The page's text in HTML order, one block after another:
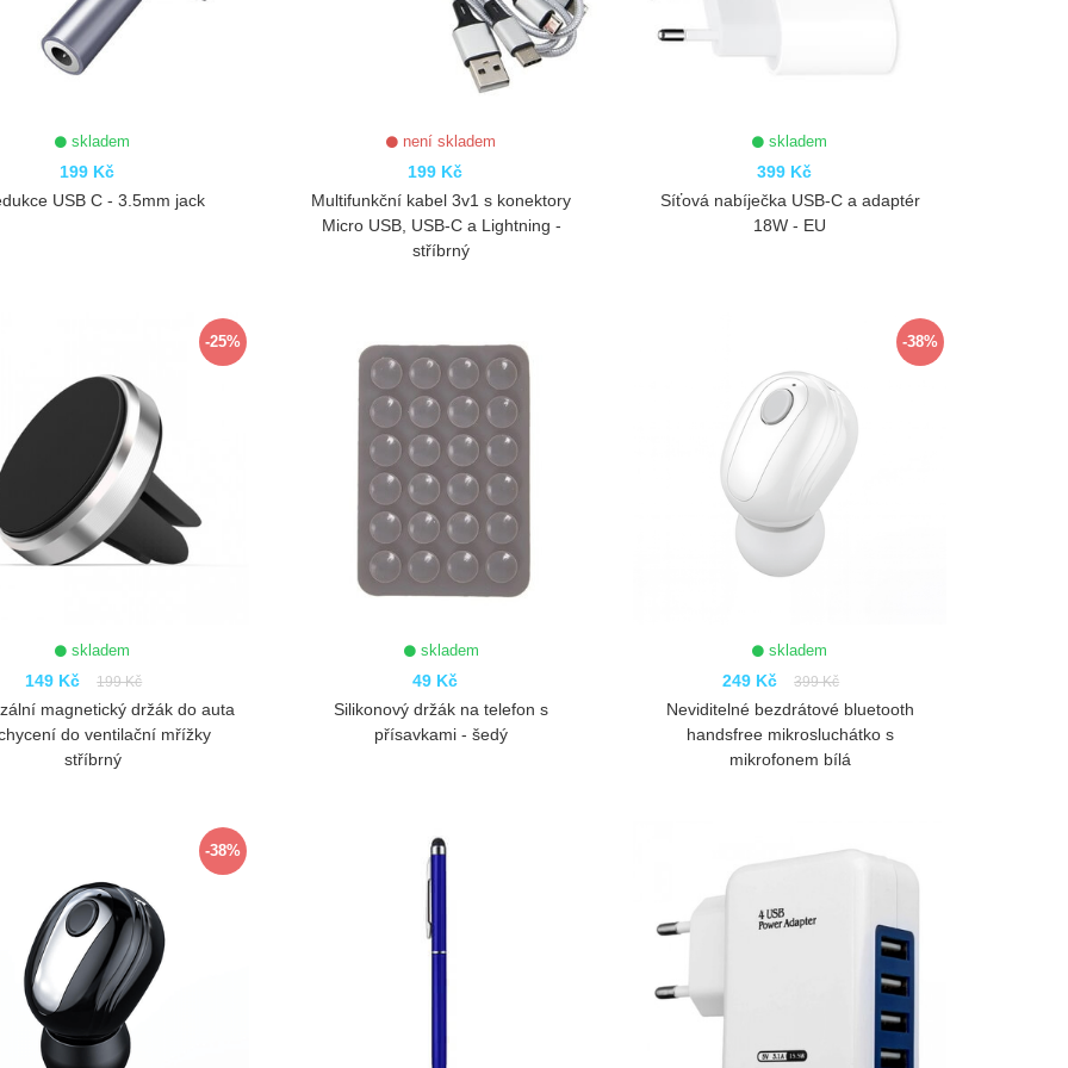
skladem
199 Kč
USB C - 3.5mm jack
není skladem
199 Kč
Multifunkční kabel 3v1 s konektory
Micro USB, USB-C a Lightning -
stříbrný
skladem
399 Kč
Síťová nabíječka USB-C a adaptér
18W - EU
-25%
skladem
149 Kč 199 Kč
magnetický držák do auta
do ventilační mřížky
stříbrný
skladem
49 Kč
ZOBRAZIT
Silikonový držák na telefon s
přísavkami - šedý
-38%
skladem
249 Kč 399 Kč
Neviditelné bezdrátové bluetooth
handsfree mikrosluchátko s
mikrofonem bílá
-38%